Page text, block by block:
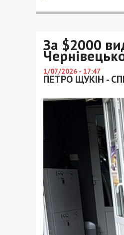
За $2000
1/07/2026 - 17:47
ПЕТРО ЩУКІН -